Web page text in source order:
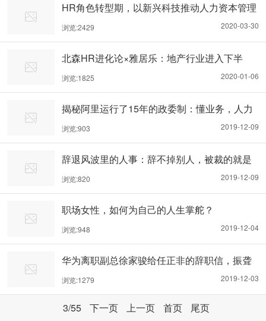
HR角色转型期，以新兴科技推动人力资本管理
的革新
2020-03-30
浏览:2429
北森HR进化论×雅居乐：地产行业进入下半
场，HR如何实现价值升维？
2020-01-06
浏览:1825
揭秘阿里运行了15年的政委制：懂业务，人力
资源增值，视人为人
2019-12-09
浏览:903
辞退风波里的人事：辞不掉别人，被裁的就是
自己
2019-12-09
浏览:820
职场女性，如何为自己的人生掌舵？
2019-12-04
浏览:948
华为离职副总徐家骏给任正非的辞职信，振聋
发聩
2019-12-03
浏览:1279
3/55 下一页 上一页 首页 尾页